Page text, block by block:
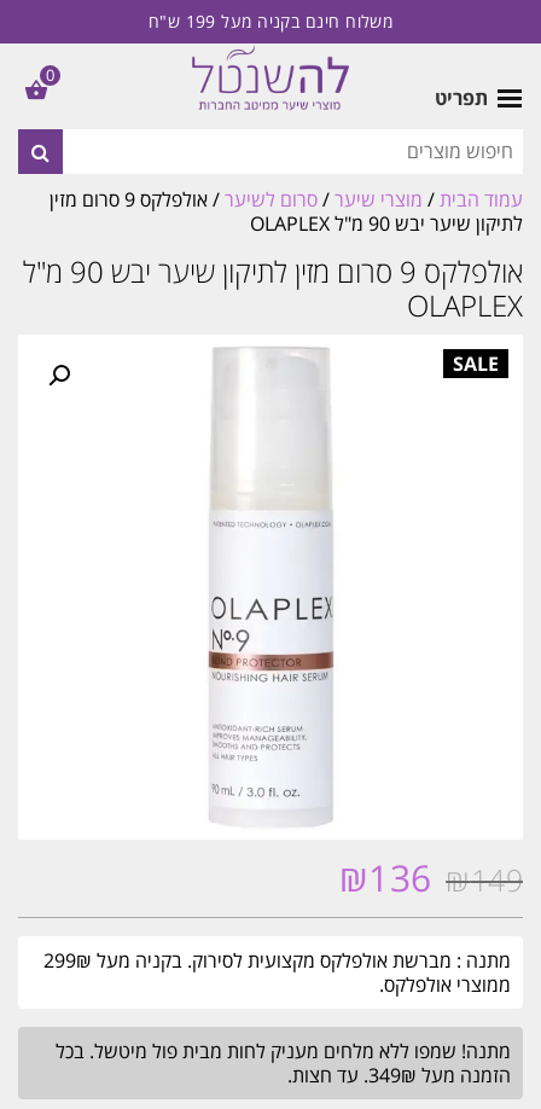
משלוח חינם בקניה מעל 199 ש"ח
תפריט
עמוד הבית/ מוצרי שיער/סרום לשיער
/ אולפלקס 9 סרום מזין
לתיקון שיער יבש 90 מ"ל OLAPLEX
אולפלקס 9 סרום מזין לתיקון שיער יבש 90 מ"ל
OLAPLEX
₪149
המחיר
₪149.
₪136
₪136.
מתנה : מברשת אולפלקס מקצועית לסירוק. בקניה מעל 299₪
ממוצרי אולפלקס.
מתנה! שמפו ללא מלחים מעניק לחות מבית פול מיטשל. בכל
הזמנה מעל 349₪. עד חצות.
0